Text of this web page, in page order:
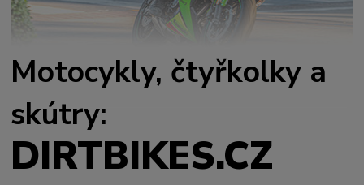
Motocykly, čtyřkolky a
skútry:
DIRTBIKES.CZ